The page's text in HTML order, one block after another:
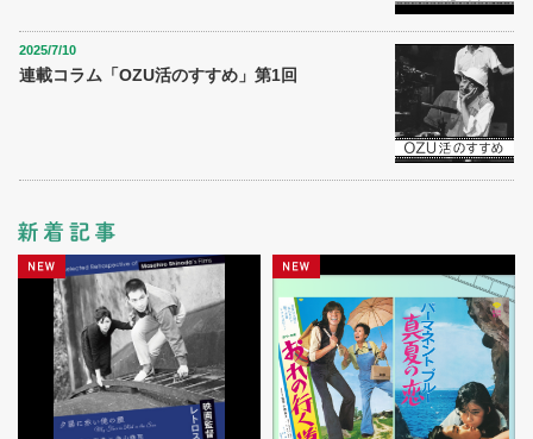
2025/7/10
連載コラム「OZU活のすすめ」第1回